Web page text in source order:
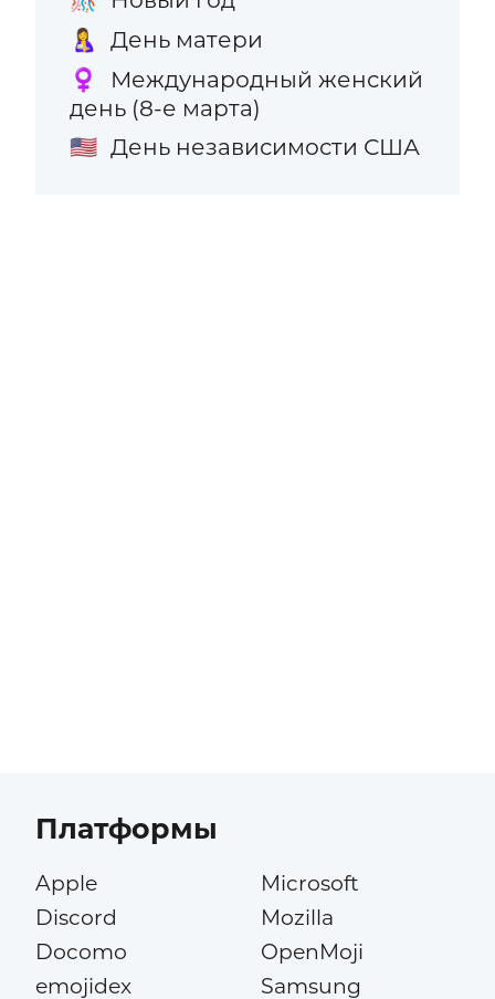
🤱 День матери
♀️
Международный женский
день (8-е марта)
🇺🇸 День независимости США
Платформы
Apple
Discord
Docomo
emojidex
Microsoft
Mozilla
OpenMoji
Samsung